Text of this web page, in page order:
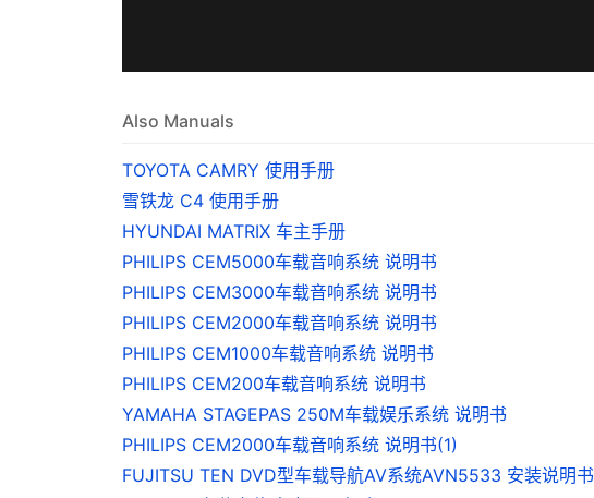
Also Manuals
TOYOTA CAMRY 使用手册
雪铁龙 C4 使用手册
HYUNDAI MATRIX 车主手册
PHILIPS CEM5000车载音响系统 说明书
PHILIPS CEM3000车载音响系统 说明书
PHILIPS CEM2000车载音响系统 说明书
PHILIPS CEM1000车载音响系统 说明书
PHILIPS CEM200车载音响系统 说明书
YAMAHA STAGEPAS 250M车载娱乐系统 说明书
PHILIPS CEM2000车载音响系统 说明书(1)
FUJITSU TEN DVD型车载导航AV系统AVN5533 安装说明书